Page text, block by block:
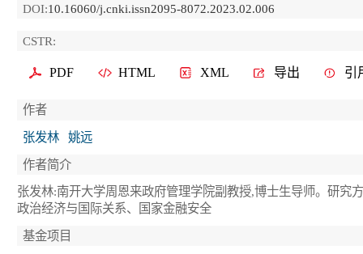
DOI:10.16060/j.cnki.issn2095-8072.2023.02.006
CSTR:
PDF HTML XML 导出 引
作者
张发林
姚远
作者简介
张发林:南开大学周恩来政府管理学院副教授,博士生导师。研究
政治经济与国际关系、国家金融安全
基金项目